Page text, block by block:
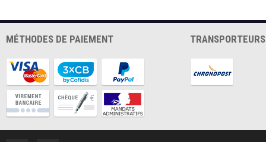
MÉTHODES DE PAIEMENT TRANSPORTEURS